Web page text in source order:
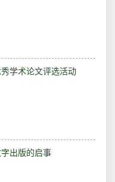
学术论文评选活动
出版的启事